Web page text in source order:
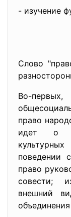
- изучение
Слово
Во-
право
идет о
поведении
право
совести;
внешний